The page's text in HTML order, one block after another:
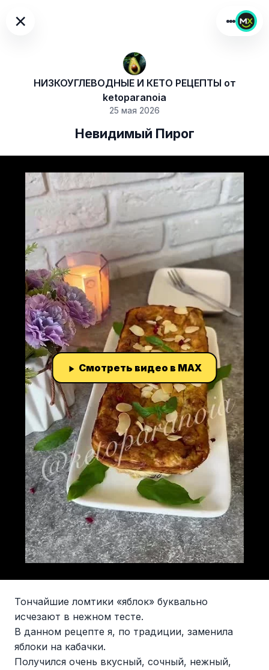
×
НИЗКОУГЛЕВОДНЫЕ И КЕТО РЕЦЕПТЫ от
ketoparanoia
25 мая 2026
Невидимый Пирог
Смотреть видео в MAX
Тончайшие ломтики «яблок» буквально
исчезают в нежном тесте.
В данном рецепте я, по традиции, заменила
яблоки на кабачки.
Получился очень вкусный, сочный, нежный,